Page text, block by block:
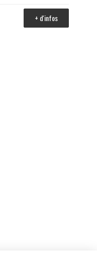
+ d'infos